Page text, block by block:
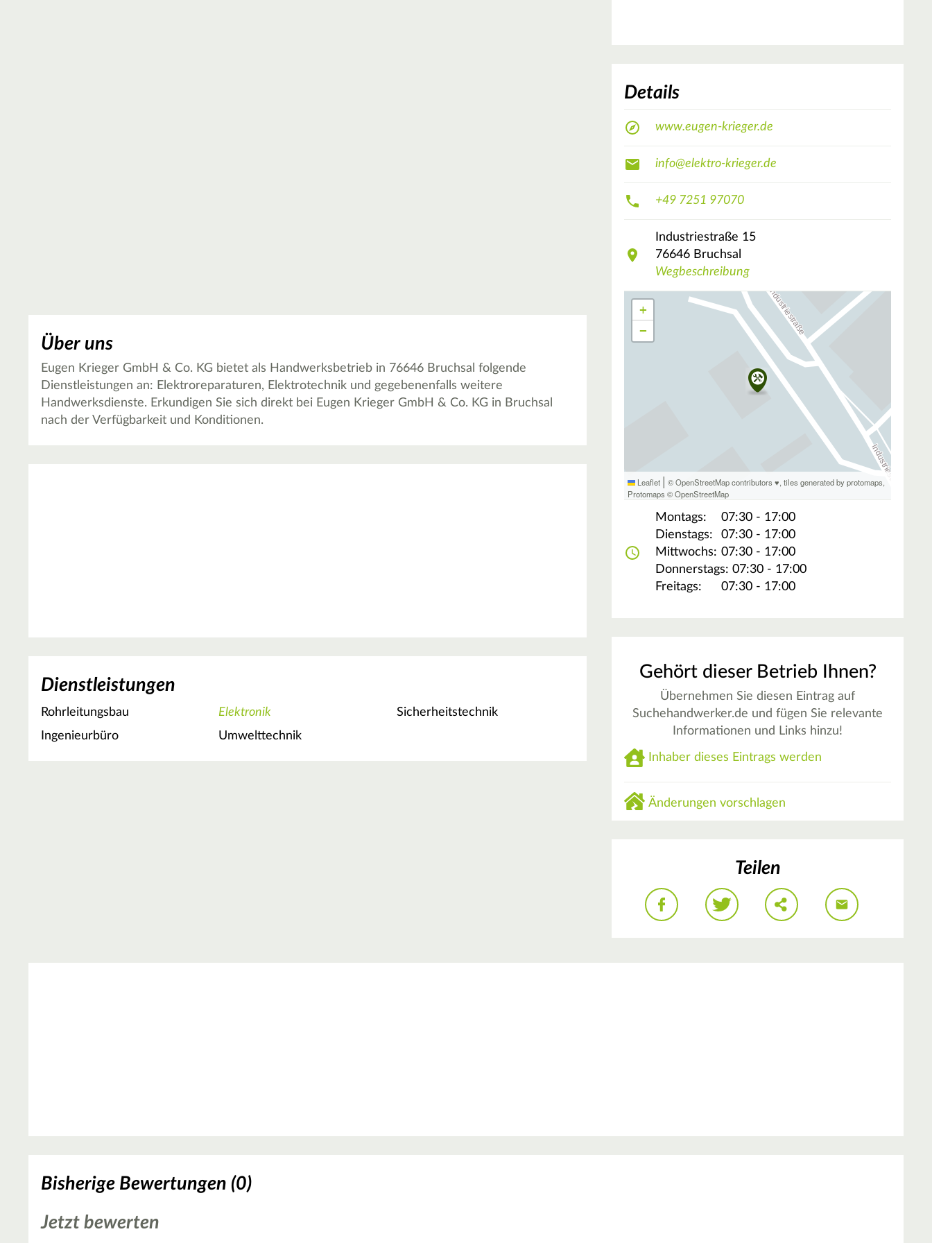
Über uns
Eugen Krieger GmbH & Co. KG bietet als Handwerksbetrieb in 76646 Bruchsal folgende
Dienstleistungen an: Elektroreparaturen, Elektrotechnik und gegebenenfalls weitere
Handwerksdienste. Erkundigen Sie sich direkt bei Eugen Krieger GmbH & Co. KG in Bruchsal
nach der Verfügbarkeit und Konditionen.
Dienstleistungen
Rohrleitungsbau Elektronik
Sicherheitstechnik
Ingenieurbüro
Umwelttechnik
Details
www.eugen-krieger.de
info@elektro-krieger.de
+49 7251 97070
Industriestraße 15
76646 Bruchsal
Wegbeschreibung
+
−
Leaflet | © OpenStreetMap contributors ♥,tiles generated by protomaps,
Protomaps ©OpenStreetMap
Montags:
07:30 - 17:00
Dienstags:
07:30 - 17:00
Mittwochs: 07:30 - 17:00
Donnerstags: 07:30 - 17:00
Freitags:
07:30 - 17:00
Gehört dieser Betrieb Ihnen?
Übernehmen Sie diesen Eintrag auf
Suchehandwerker.de und fügen Sie relevante
Informationen und Links hinzu!
Inhaber dieses Eintrags werden
Änderungen vorschlagen
Teilen
Bisherige Bewertungen (0)
Jetzt bewerten